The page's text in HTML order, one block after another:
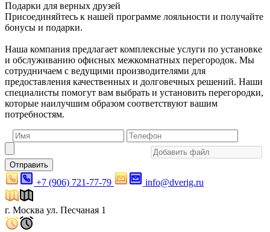
Подарки для верных друзей
Присоединяйтесь к нашей программе лояльности и получайте
бонусы и подарки.
Наша компания предлагает комплексные услуги по установке
и обслуживанию офисных межкомнатных перегородок. Мы
сотрудничаем с ведущими производителями для
предоставления качественных и долговечных решений. Наши
специалисты помогут вам выбрать и установить перегородки,
которые наилучшим образом соответствуют вашим
потребностям.
Отправить
+7 (906) 721-77-79 info@dverig.ru
г. Москва ул. Песчаная 1